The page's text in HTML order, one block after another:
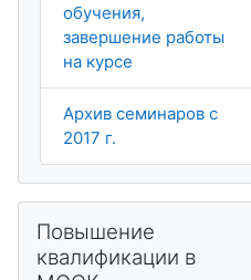
обучения,
завершение работы
на курсе
Архив семинаров с
2017 г.
Повышение
квалификации в